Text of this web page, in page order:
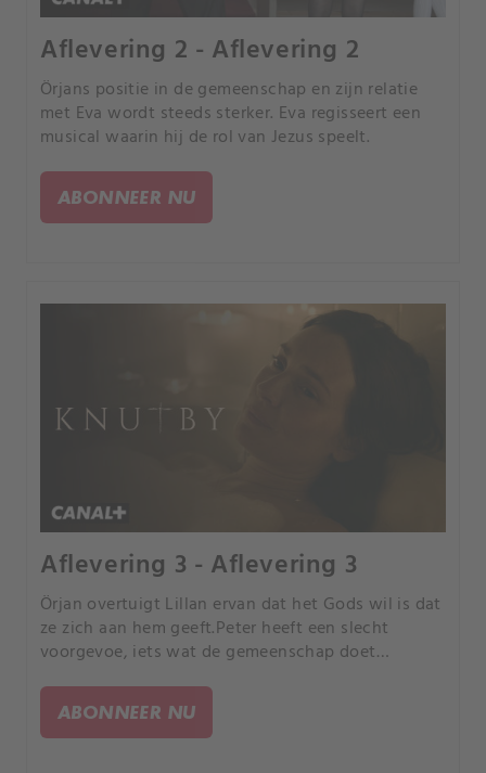
Aflevering 2 - Aflevering 2
Örjans positie in de gemeenschap en zijn relatie
met Eva wordt steeds sterker. Eva regisseert een
musical waarin hij de rol van Jezus speelt.
ABONNEER NU
Aflevering 3 - Aflevering 3
Örjan overtuigt Lillan ervan dat het Gods wil is dat
ze zich aan hem geeft.Peter heeft een slecht
voorgevoe, iets wat de gemeenschap doet
ABONNEER NU